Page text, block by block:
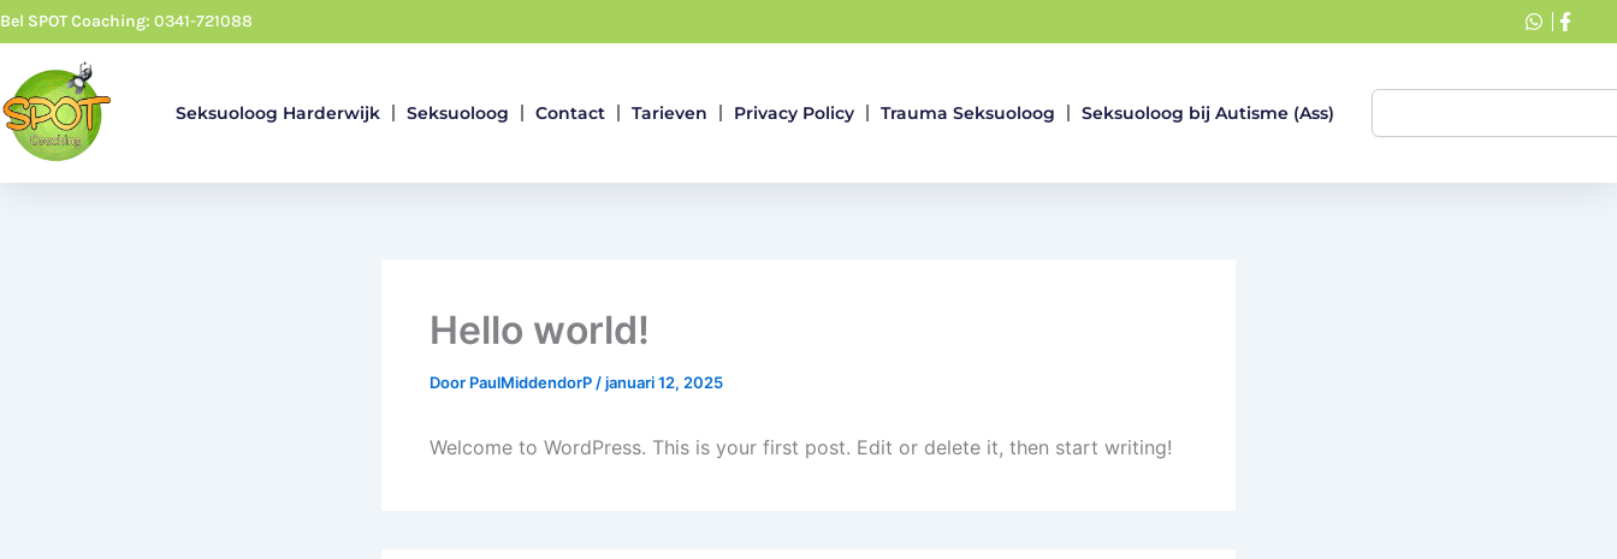
Ga
naar
inhoud
Bel SPOT Coaching: 0341-721088
Seksuoloog Harderwijk Seksuoloog Contact Tarieven Privacy Policy Trauma Seksuoloog Seksuoloog bij Autisme (Ass)
Zoeken
Hello world!
Door PaulMiddendorP/januari 12, 2025
Welcome to WordPress. This is your first post. Edit or delete it, then start writing!